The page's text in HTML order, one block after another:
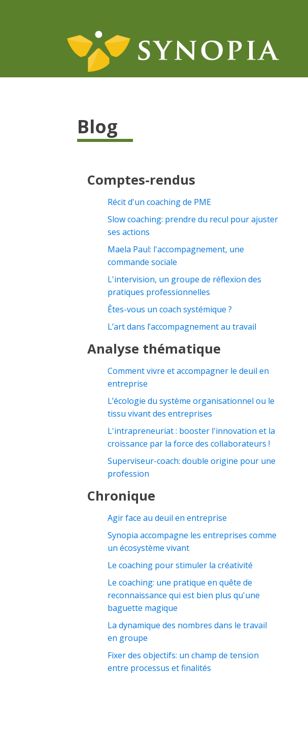
Blog
Comptes-rendus
Récit d'un coaching de PME
Slow coaching: prendre du recul pour ajuster
ses actions
Maela Paul: l'accompagnement, une
commande sociale
L'intervision, un groupe de réflexion des
pratiques professionnelles
Êtes-vous un coach systémique ?
L’art dans l’accompagnement au travail
Analyse thématique
Comment vivre et accompagner le deuil en
entreprise
L’écologie du système organisationnel ou le
tissu vivant des entreprises
L'intrapreneuriat : booster l'innovation et la
croissance par la force des collaborateurs !
Superviseur-coach: double origine pour une
profession
Chronique
Agir face au deuil en entreprise
Synopia accompagne les entreprises comme
un écosystème vivant
Le coaching pour stimuler la créativité
Le coaching: une pratique en quête de
reconnaissance qui est bien plus qu'une
baguette magique
La dynamique des nombres dans le travail
en groupe
Fixer des objectifs: un champ de tension
entre processus et finalités